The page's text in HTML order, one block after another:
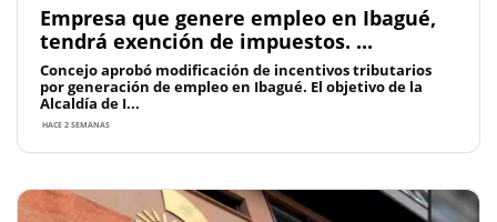
Empresa que genere empleo en Ibagué,
tendrá exención de impuestos. ...
Concejo aprobó modificación de incentivos tributarios
por generación de empleo en Ibagué. El objetivo de la
Alcaldía de I...
HACE 2 SEMANAS